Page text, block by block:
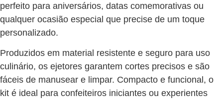
perfeito para aniversários, datas comemorativas ou
qualquer ocasião especial que precise de um toque
personalizado.
Produzidos em material resistente e seguro para uso
culinário, os ejetores garantem cortes precisos e são
fáceis de manusear e limpar. Compacto e funcional, o
kit é ideal para confeiteiros iniciantes ou experientes